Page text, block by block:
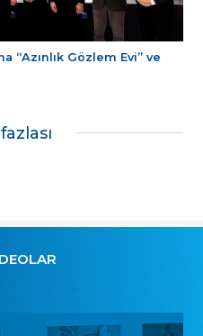
“Azınlık Gözlem Evi” ve